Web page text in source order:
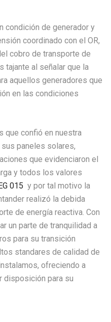
condición de generador y
coordinado con el OR,
cobro de transporte de
tajante al señalar que la
aquellos generadores que
en las condiciones
que confió en nuestra
paneles solares,
que evidenciaron el
y todos los valores
015 y por tal motivo la
realizó la debida
de energía reactiva. Con
un parte de tranquilidad a
para su transición
standares de calidad de
ofreciendo a
disposición para su